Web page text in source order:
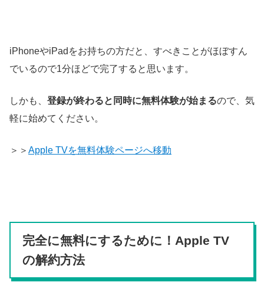
iPhoneやiPadをお持ちの方だと、すべきことがほぼすん
でいるので1分ほどで完了すると思います。
しかも、 登録が終わると同時に無料体験が始まるので、気
軽に始めてください。
＞＞ Apple TVを無料体験ページへ移動
完全に無料にするために！Apple TV
の解約方法